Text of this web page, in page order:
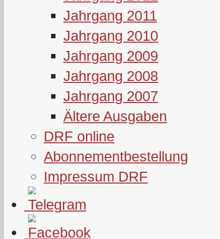
Jahrgang 2011
Jahrgang 2010
Jahrgang 2009
Jahrgang 2008
Jahrgang 2007
Ältere Ausgaben
DRF online
Abonnementbestellung
Impressum DRF